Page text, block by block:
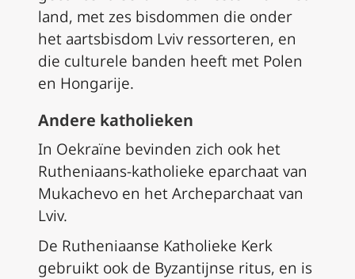
land, met zes bisdommen die onder
het aartsbisdom Lviv ressorteren, en
die culturele banden heeft met Polen
en Hongarije.
Andere katholieken
In Oekraïne bevinden zich ook het
Rutheniaans-katholieke eparchaat van
Mukachevo en het Archeparchaat van
Lviv.
De Rutheniaanse Katholieke Kerk
gebruikt ook de Byzantijnse ritus, en is